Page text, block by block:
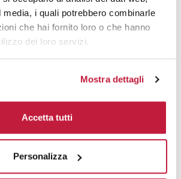
media, i quali potrebbero combinarle
che hai fornito loro o che hanno
dei loro servizi.
Mostra dettagli
Accetta tutti
Personalizza
€ 16,46
€ 16,45 € 17,49
€ 17,13
€ 16,32 € 16,98
stampa